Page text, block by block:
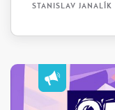
STANISLAV JANALÍK